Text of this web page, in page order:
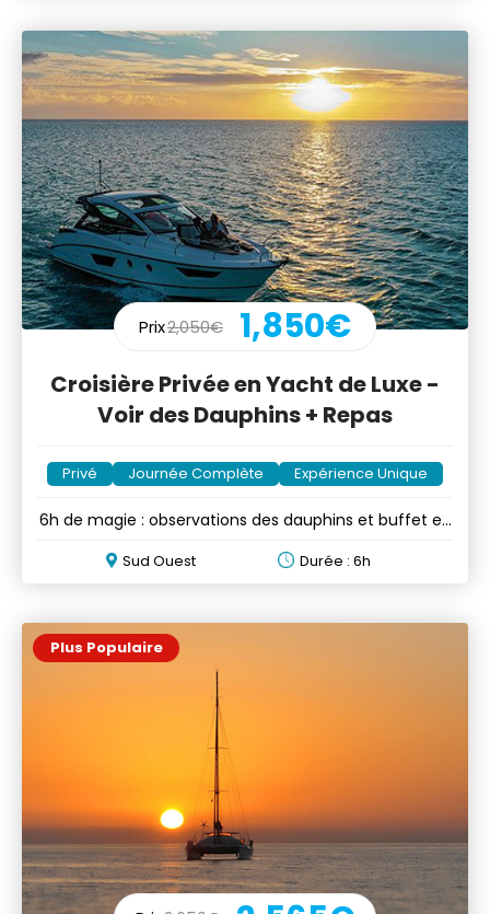
Prix2,050€ 1,850€
Croisière Privée en Yacht de Luxe -
Voir des Dauphins + Repas
Privé Journée Complète Expérience Unique
6h de magie : observations des dauphins et buffet en
Sud Ouest Durée : 6h
Plus Populaire